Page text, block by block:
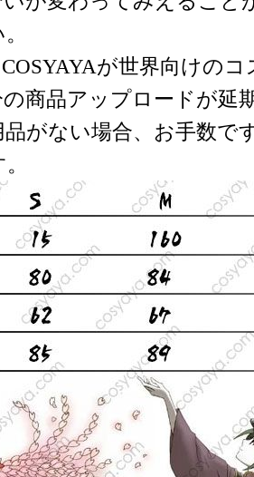
が世界向けの
商品アップロードが延
がない場合、お手数で